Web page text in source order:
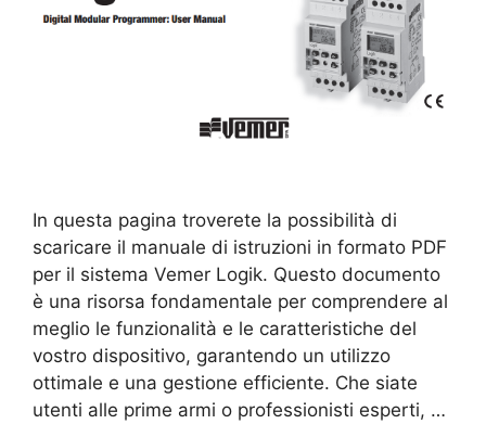
In questa pagina troverete la possibilità di
scaricare il manuale di istruzioni in formato PDF
per il sistema Vemer Logik. Questo documento
è una risorsa fondamentale per comprendere al
meglio le funzionalità e le caratteristiche del
vostro dispositivo, garantendo un utilizzo
ottimale e una gestione efficiente. Che siate
utenti alle prime armi o professionisti esperti, …